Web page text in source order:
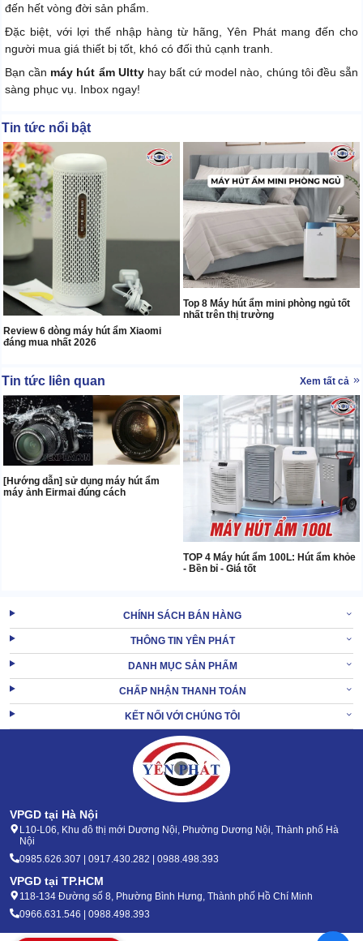
đến hết vòng đời sản phẩm.
Đặc biệt, với lợi thế nhập hàng từ hãng, Yên Phát mang đến cho
người mua giá thiết bị tốt, khó có đối thủ cạnh tranh.
Bạn cần máy hút ẩm Ulttyhay bất cứ model nào, chúng tôi đều sẵn
sàng phục vụ. Inbox ngay!
Tin tức nổi bật
Review 6 dòng máy hút ẩm Xiaomi
đáng mua nhất 2026
Top 8 Máy hút ẩm mini phòng ngủ tốt
nhất trên thị trường
Tin tức liên quan Xem tất cả
[Hướng dẫn] sử dụng máy hút ẩm
máy ảnh Eirmai đúng cách
TOP 4 Máy hút ẩm 100L: Hút ẩm khỏe
- Bền bỉ - Giá tốt
CHÍNH SÁCH BÁN HÀNG
THÔNG TIN YÊN PHÁT
DANH MỤC SẢN PHẨM
CHẤP NHẬN THANH TOÁN
KẾT NỐI VỚI CHÚNG TÔI
VPGD tại Hà Nội
L10-L06, Khu đô thị mới Dương Nội, Phường Dương Nội, Thành phố Hà
Nội
0985.626.307 | 0917.430.282 | 0988.498.393
VPGD tại TP.HCM
118-134 Đường số 8, Phường Bình Hưng, Thành phố Hồ Chí Minh
0966.631.546 | 0988.498.393